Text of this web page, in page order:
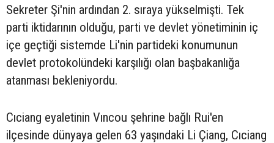
Sekreter Şi'nin ardından 2. sıraya yükselmişti. Tek
parti iktidarının olduğu, parti ve devlet yönetiminin iç
içe geçtiği sistemde Li'nin partideki konumunun
devlet protokolündeki karşılığı olan başbakanlığa
atanması bekleniyordu.
Cıciang eyaletinin Vıncou şehrine bağlı Rui'en
ilçesinde dünyaya gelen 63 yaşındaki Li Çiang, Cıciang